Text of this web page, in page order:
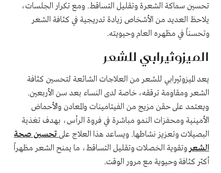
تحسين سماكة الشعرة وتقليل التساقط. ومع تكرار الجلسات،
يلاحظ العديد من الأشخاص زيادة تدريجية في كثافة الشعر
وتحسناً في مظهره العام وحيويته.
الميزوثيرابي للشعر
يعد الميزوثيرابي للشعر من العلاجات الشائعة لتحسين كثافة
الشعر ومقاومة ترققه، خاصة لدى النساء بعد سن الأربعين.
ويعتمد على حقن مزيج من الفيتامينات والمعادن والأحماض
الأمينية ومحفزات النمو مباشرة في فروة الرأس، بهدف تغذية
البصيلات وتعزيز نشاطها. ويساعد هذا العلاج على تحسين صحة
الشعر وتقوية الخصلات وتقليل التساقط، ما يمنح الشعر مظهراً
أكثر كثافة وحيوية مع مرور الوقت.